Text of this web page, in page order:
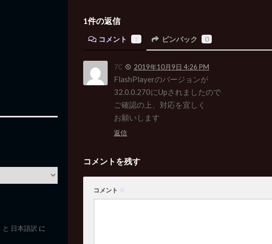
1件の返信
コメント ピンバック 0
7C 2019年10月9日 4:26 PM
FlashPlayerのバージョンが
32.0.0.270にUpされましたので
ご確認の上、対応を宜しく
お願いします
返信
コメントを残す
コメント ※
と 日本語訳 に